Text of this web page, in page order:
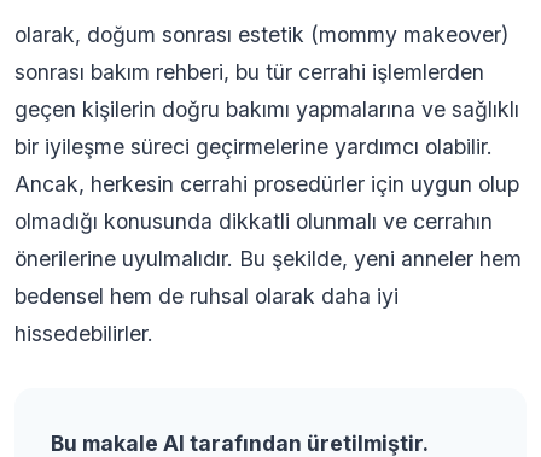
olarak, doğum sonrası estetik (mommy makeover)
sonrası bakım rehberi, bu tür cerrahi işlemlerden
geçen kişilerin doğru bakımı yapmalarına ve sağlıklı
bir iyileşme süreci geçirmelerine yardımcı olabilir.
Ancak, herkesin cerrahi prosedürler için uygun olup
olmadığı konusunda dikkatli olunmalı ve cerrahın
önerilerine uyulmalıdır. Bu şekilde, yeni anneler hem
bedensel hem de ruhsal olarak daha iyi
hissedebilirler.
Bu makale AI tarafından üretilmiştir.